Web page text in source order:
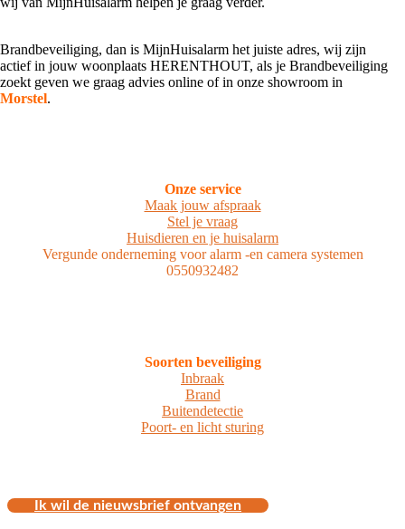
Brandbeveiliging, dan is MijnHuisalarm het juiste adres, wij zijn
actief in jouw woonplaats HERENTHOUT, als je Brandbeveiliging
zoekt geven we graag advies online of in onze showroom in
Morstel.
Onze service
Maak jouw afspraak
Stel je vraag
Huisdieren en je huisalarm
Vergunde onderneming voor alarm -en camera systemen
0550932482
Soorten beveiliging
Inbraak
Brand
Buitendetectie
Poort- en licht sturing
Ik wil de nieuwsbrief ontvangen